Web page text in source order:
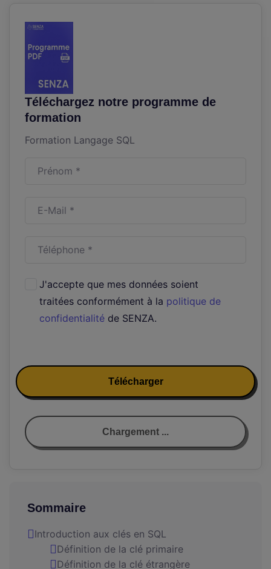
Téléchargez notre programme de
formation
Formation Langage SQL
J'accepte que mes données soient
traitées conformément à la politique de
confidentialité de SENZA.
Télécharger
Chargement ...
Sommaire
Introduction aux clés en SQL
Définition de la clé primaire
Définition de la clé étrangère